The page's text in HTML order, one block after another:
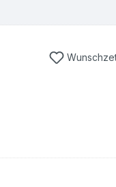
Du hast